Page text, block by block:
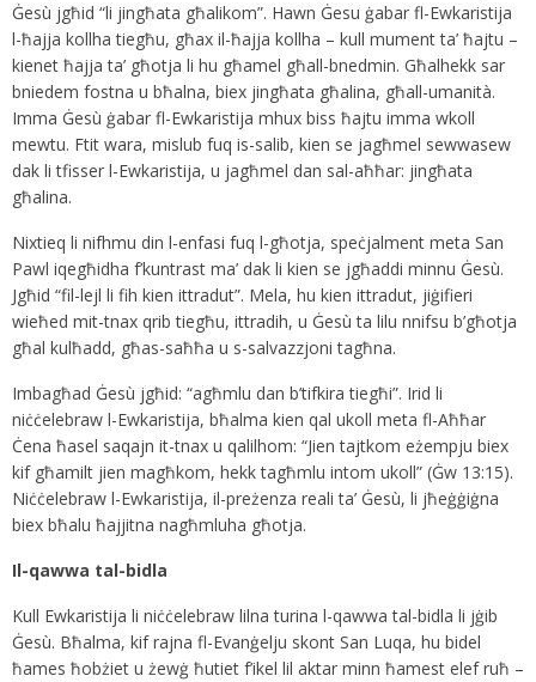
Ġesù jgħid “li jingħata għalikom”. Hawn Ġesu ġabar fl-Ewkaristija
l-ħajja kollha tiegħu, għax il-ħajja kollha – kull mument ta’ ħajtu –
kienet ħajja ta’ għotja li hu għamel għall-bnedmin. Għalhekk sar
bniedem fostna u bħalna, biex jingħata għalina, għall-umanità.
Imma Ġesù ġabar fl-Ewkaristija mhux biss ħajtu imma wkoll
mewtu. Ftit wara, mislub fuq is-salib, kien se jagħmel sewwasew
dak li tfisser l-Ewkaristija, u jagħmel dan sal-aħħar: jingħata
għalina.
Nixtieq li nifhmu din l-enfasi fuq l-għotja, speċjalment meta San
Pawl iqegħidha f’kuntrast ma’ dak li kien se jgħaddi minnu Ġesù.
Jgħid “fil-lejl li fih kien ittradut”. Mela, hu kien ittradut, jiġifieri
wieħed mit-tnax qrib tiegħu, ittradih, u Ġesù ta lilu nnifsu b’għotja
għal kulħadd, għas-saħħa u s-salvazzjoni tagħna.
Imbagħad Ġesù jgħid: “agħmlu dan b’tifkira tiegħi”. Irid li
niċċelebraw l-Ewkaristija, bħalma kien qal ukoll meta fl-Aħħar
Ċena ħasel saqajn it-tnax u qalilhom: “Jien tajtkom eżempju biex
kif għamilt jien magħkom, hekk tagħmlu intom ukoll” (Ġw 13:15).
Niċċelebraw l-Ewkaristija, il-preżenza reali ta’ Ġesù, li jħeġġiġna
biex bħalu ħajjitna nagħmluha għotja.
Il-qawwa tal-bidla
Kull Ewkaristija li niċċelebraw lilna turina l-qawwa tal-bidla li jġib
Ġesù. Bħalma, kif rajna fl-Evanġelju skont San Luqa, hu bidel
ħames ħobżiet u żewġ ħutiet f’ikel lil aktar minn ħamest elef ruħ –